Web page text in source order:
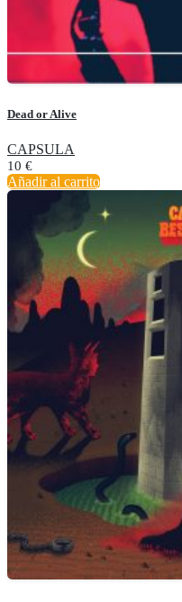
Dead or Alive
CAPSULA
10 €
Añadir al carrito